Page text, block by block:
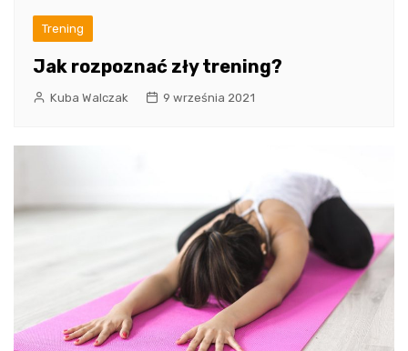
Trening
Jak rozpoznać zły trening?
Kuba Walczak 9 września 2021